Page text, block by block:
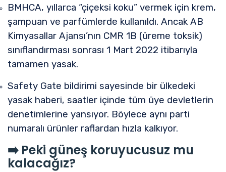
BMHCA, yıllarca “çiçeksi koku” vermek için krem,
şampuan ve parfümlerde kullanıldı. Ancak AB
Kimyasallar Ajansı’nın CMR 1B (üreme toksik)
sınıflandırması sonrası 1 Mart 2022 itibarıyla
tamamen yasak.
Safety Gate bildirimi sayesinde bir ülkedeki
yasak haberi, saatler içinde tüm üye devletlerin
denetimlerine yansıyor. Böylece aynı parti
numaralı ürünler raflardan hızla kalkıyor.
➡️ Peki güneş koruyucusuz mu
kalacağız?